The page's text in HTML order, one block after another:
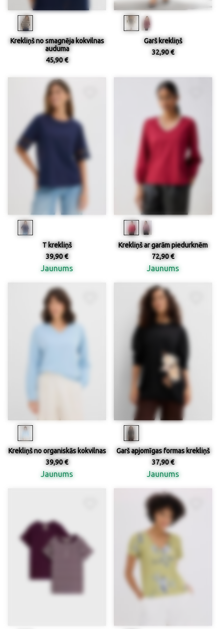
Krekliņš no smagnēja kokvilnas
auduma
45,90 €
Garš krekliņš
32,90 €
T krekliņš
39,90 €
Jaunums
Krekliņš ar garām piedurknēm
72,90 €
Jaunums
Krekliņš no organiskās kokvilnas
39,90 €
Jaunums
Garš apjomīgas formas krekliņš
37,90 €
Jaunums